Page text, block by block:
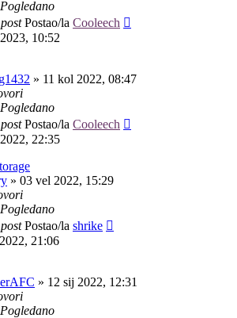
Pogledano
Postao/la Cooleech
10:52
» 11 kol 2022, 08:47
Pogledano
Postao/la Cooleech
22:35
» 03 vel 2022, 15:29
Pogledano
Postao/la shrike
21:06
» 12 sij 2022, 12:31
Pogledano